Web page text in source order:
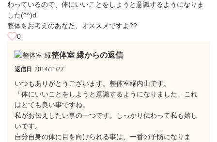
わっているので、体にいいことをしようと意識するようになりま
した(^^)d
整体をお考えのあなた、オススメですよ??
0
整体室 縁からの返信
返信日 2014/11/27
いつもありがとうございます。整体室縁内山です。
「体にいいことをしようと意識するようになりました」これ
はとても良い事ですね。
私がお伝えしたい事の一つです。しっかり伝わって私も嬉し
いです。
自分自身の体に目を向けられる事は、一番の予防になりま